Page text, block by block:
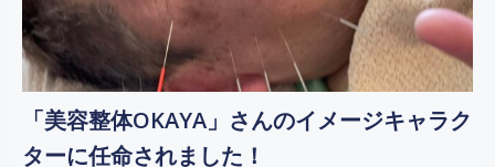
「美容整体OKAYA」さんのイメージキャラク
ターに任命されました！